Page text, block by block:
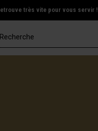
très vite pour vous servir !